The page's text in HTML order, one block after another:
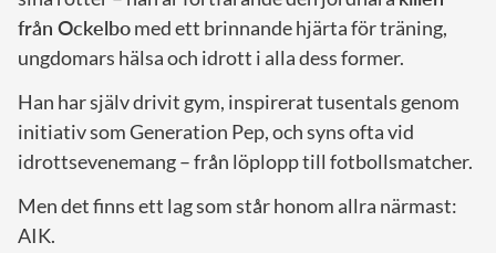
från Ockelbomed ett brinnande hjärta för träning,
ungdomars hälsa och idrott i alla dess former.
Han har själv drivit gym, inspirerat tusentals genom
initiativ som Generation Pep, och syns ofta vid
idrottsevenemang – från löplopp till fotbollsmatcher.
Men det finns ett lag som står honom allra närmast:
AIK.